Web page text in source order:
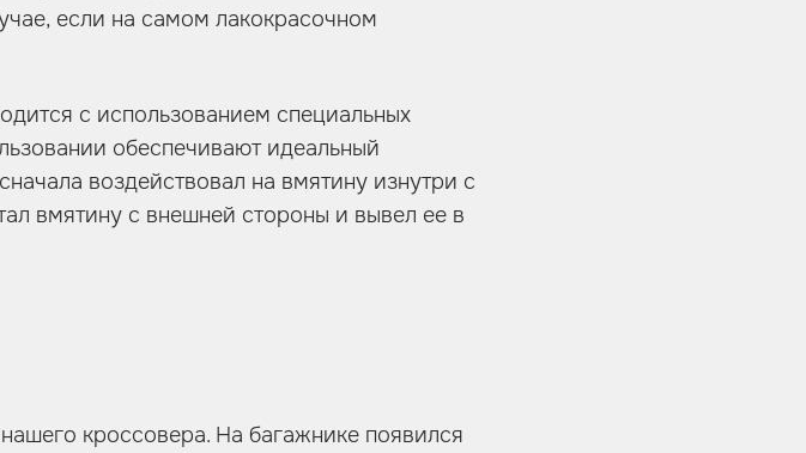
если на самом лакокрасочном
с использованием специальных
обеспечивают идеальный
воздействовал на вмятину изнутри с
вмятину с внешней стороны и вывел ее в
кроссовера. На багажнике появился